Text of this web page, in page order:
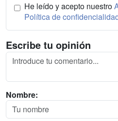
He leído y acepto nuestro
Política de
Escribe tu opinión
Nombre: